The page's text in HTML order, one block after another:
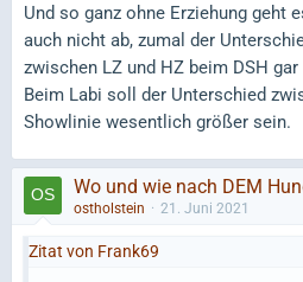
Und so ganz ohne Erziehung geht
auch nicht ab, zumal der
zwischen LZ und HZ beim DSH
Beim Labi soll der Unterschied
Showlinie wesentlich größer sein.
Wo und wie nach DEM
ostholstein 21. Juni 2021
Zitat von Frank69